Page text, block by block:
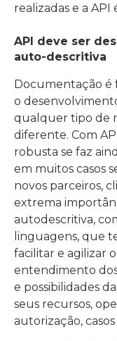
realizadas e a API
API deve ser
auto-descritiva
Documentação é
o
qualquer tipo de
diferente. Com
robusta se faz
em muitos casos
novos parceiros,
extrema
autodescritiva,
linguagens, que
facilitar e agilizar
entendimento
e possibilidades
seus recursos,
autorização,